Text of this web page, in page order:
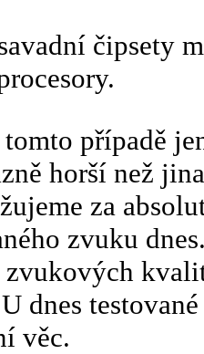
čipsety
případě
horší než
za
zvuku
zvukových
dnes
věc.